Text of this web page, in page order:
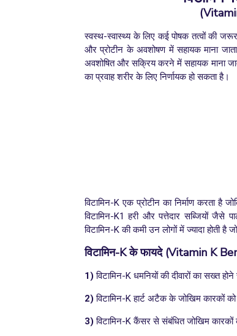
स्वस्थ-स्वास्थ्य के लिए कई पोषक तत्वों की
और प्रोटीन के अवशोषण में सहायक माना
अवशोषित और सक्रिय करने में सहायक माना
का प्रवाह शरीर के लिए निर्णायक हो सकता है।
विटामिन-K एक प्रोटीन का निर्माण करता है
विटामिन-K1 हरी और पत्तेदार सब्जियों
विटामिन-K की कमी उन लोगों में ज्यादा
विटामिन-Kके फायदे (Vitamin K
1) विटामिन-K धमनियों की दीवारों का सख्त
2)विटामिन-K हार्ट अटैक के जोखिम कारकों
3)विटामिन-K कैंसर से संबंधित जोखिम